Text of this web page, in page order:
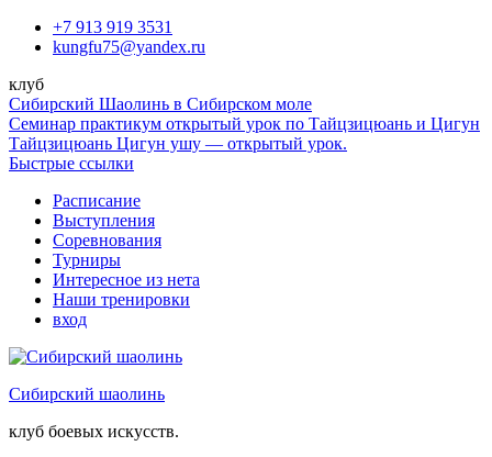
Перейти+7 913 919 3531
kungfu75@yandex.ru
клуб
Сибирский Шаолинь в Сибирском моле
Семинар практикум открытый урок по Тайцзицюань и Цигун
Тайцзицюань Цигун ушу — открытый урок.
Быстрые ссылки
Расписание
Выступления
Соревнования
Турниры
Интересное из нета
Наши тренировки
вход
Сибирский шаолинь
клуб боевых искусств.